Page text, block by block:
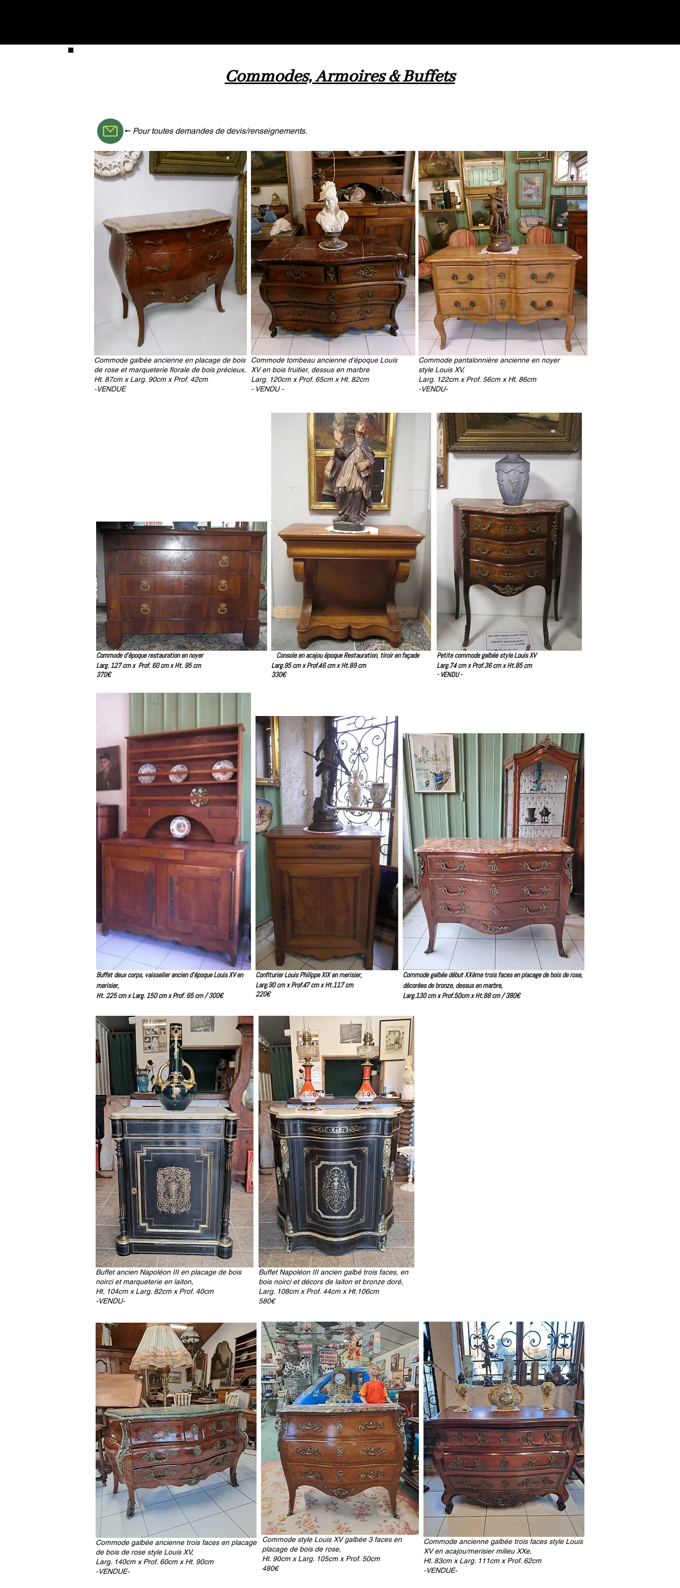
🠔 Pour toutes demandes de devis/renseignements.
Commode galbée ancienne en placage de bois
de rose et marqueterie florale de bois précieux,
Ht. 87cm x Larg. 90cm x Prof. 42cm
-VENDUE
Commode tombeau ancienne d'époque Louis
XV en bois fruitier, dessus en marbre
Larg. 120cm x Prof. 65cm x Ht. 82cm
- VENDU -
Commode pantalonnière ancienne en noyer
style Louis XV,
Larg. 122cm x Prof. 56cm x Ht. 86cm
-VENDU-
Commode d'époque restauration en noyer
Larg. 127 cm x Prof. 60 cm xHt. 95 cm
370€
Console en acajou époque Restauration, tiroir en façade
Larg.95 cm x Prof.46 cm x Ht.89 cm
330€
Petite commode galbée style Louis XV
Larg.74 cm x Prof.36 cm x Ht.85 cm
- VENDU -
Buffet deux corps, vaisselier ancien d'époque Louis XV en
merisier,
Ht. 225 cm xLarg. 150 cm xProf. 65 cm /300€
Confiturier Louis Philippe XIX en merisier,
Larg.90 cm x Prof.47 cm x Ht.117 cm
220€
Commode galbée début XXème trois faces en placage de bois de rose,
décorées de bronze, dessus en marbre,
Larg.130 cm x Prof.50cm x Ht.88 cm /380€
Commode galbée ancienne trois faces en placage
de bois de rose style Louis XV,
Larg. 140cm x Prof. 60cm x Ht. 90cm
-VENDUE-
Buffet ancien Napoléon III en placage de bois
noirci et marqueterie en laiton,
Ht. 104cm x Larg. 82cm x Prof. 40cm
-VENDU-
Buffet Napoléon III ancien galbé trois faces, en
bois noirci et décors de laiton et bronze doré,
Larg. 108cm x Prof. 44cm x Ht.106cm
580€
Commode style Louis XV galbée 3 faces en
placage de bois de rose,
Ht. 90cm x Larg. 105cm x Prof. 50cm
480€
Commode ancienne galbée trois faces style Louis
XV en acajou/merisier milieu XXe,
Ht. 83cm x Larg. 111cm x Prof. 62cm
-VENDUE-
Commodes, Armoires & Buffets